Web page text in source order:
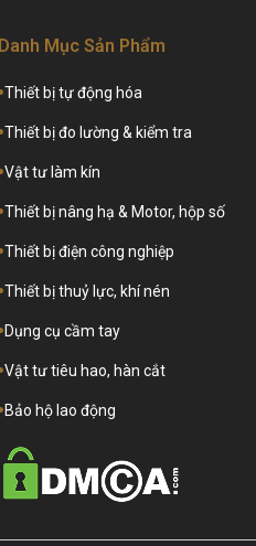
Danh Mục Sản Phẩm
Thiết bị tự động hóa
Thiết bị đo lường & kiểm tra
Vật tư làm kín
Thiết bị nâng hạ & Motor, hộp số
Thiết bị điện công nghiệp
Thiết bị thuỷ lực, khí nén
Dụng cụ cầm tay
Vật tư tiêu hao, hàn cắt
Bảo hộ lao động